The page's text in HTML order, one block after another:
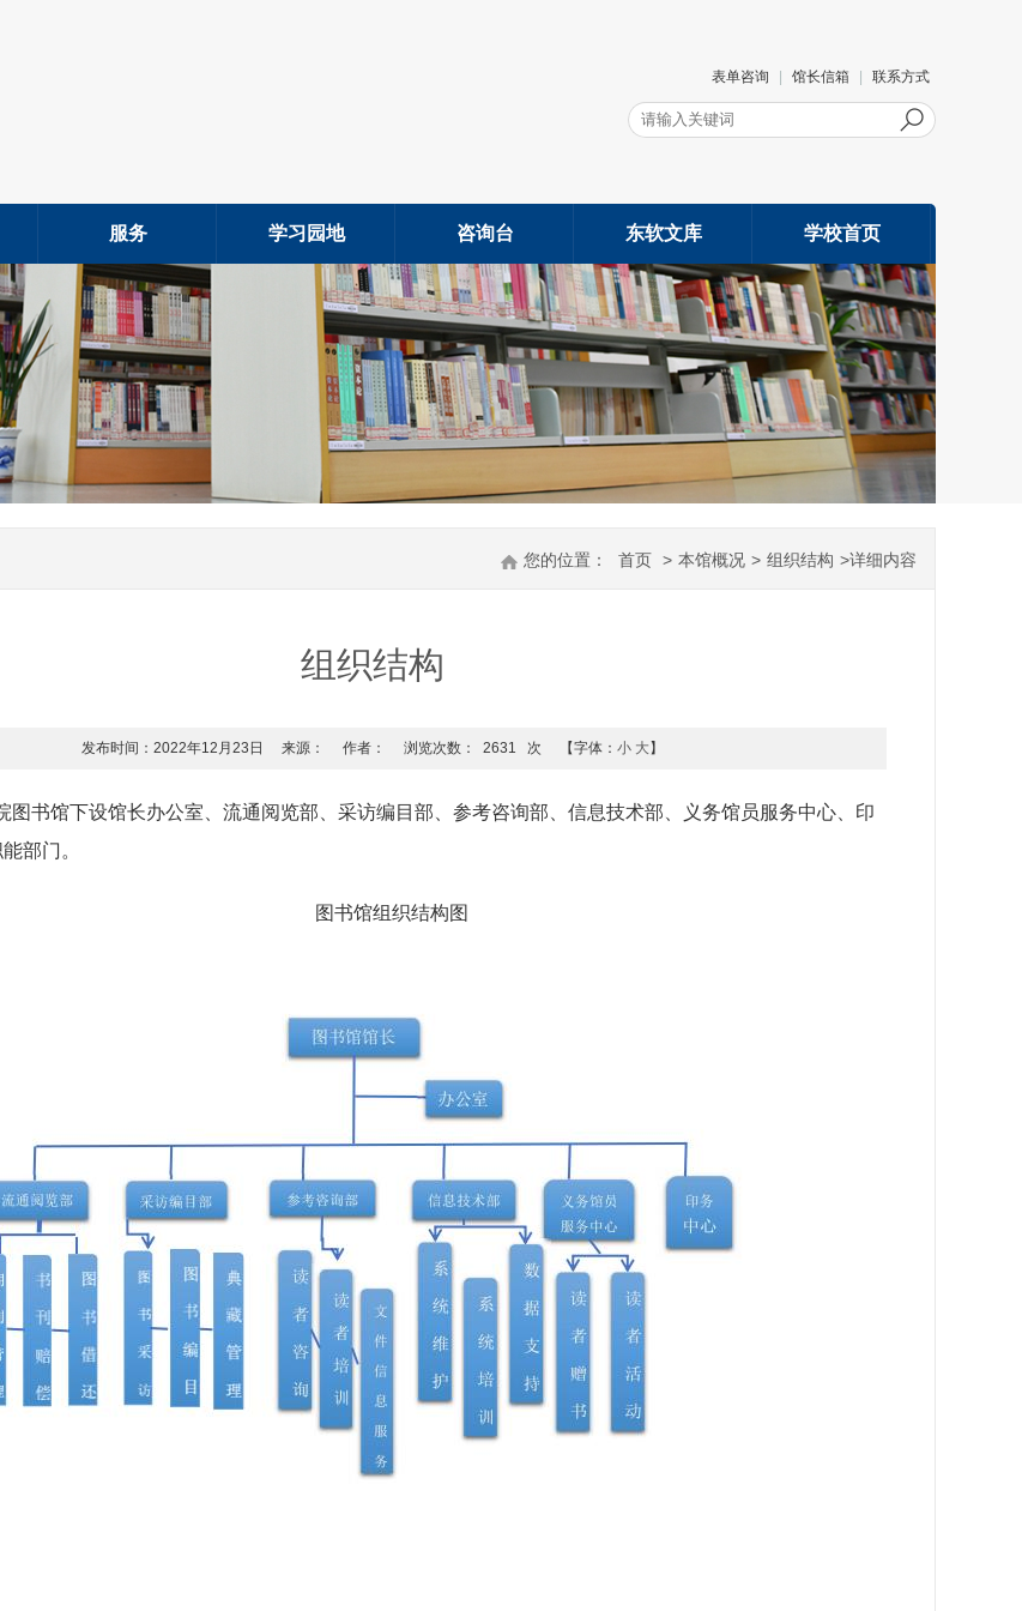
表单咨询 馆长信箱 联系方式
服务 学习园地 咨询台 东软文库 学校首页
您的位置： 首页 > 本馆概况 > 组织结构 >详细内容
组织结构
发布时间：2022年12月23日 来源： 作者： 浏览次数： 2631 次 【字体： 小 大】
图书馆下设馆长办公室、流通阅览部、采访编目部、参考咨询部、信息技术部、义务馆员服务中心、印
部门。
图书馆组织结构图